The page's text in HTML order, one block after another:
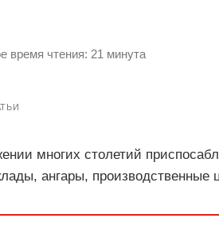
время чтения: 21 минута
многих столетий
ангары, производственные